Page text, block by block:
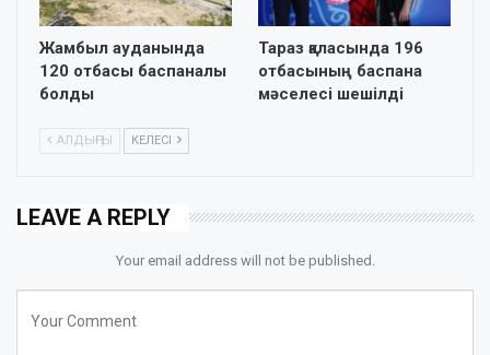
Жамбыл ауданында
120 отбасы баспаналы
болды
Тараз қаласында 196
отбасының баспана
мәселесі шешілді
АЛДЫҢҒЫ КЕЛЕСІ
LEAVE A REPLY
Your email address will not be published.